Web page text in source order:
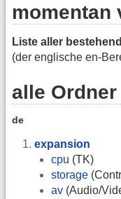
momentan
Liste aller
(der englische en-
alle
de
expansion
cpu (TK)
storage
av (Audio/